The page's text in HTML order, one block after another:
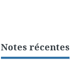
Notes récentes